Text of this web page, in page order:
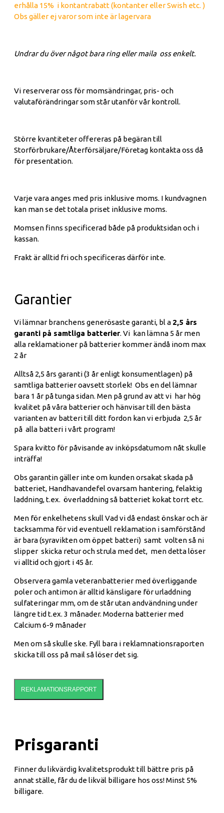
erhålla 15% i kontantrabatt (kontanter eller Swish etc. )
Obs gäller ej varor som inte är lagervara
Undrar du över något bara ring eller maila oss enkelt.
Vi reserverar oss för momsändringar, pris- och
valutaförändringar som står utanför vår kontroll.
Större kvantiteter offereras på begäran till
Storförbrukare/Återförsäljare/Företag kontakta oss då
för presentation.
Varje vara anges med pris inklusive moms. I kundvagnen
kan man se det totala priset inklusive moms.
Momsen finns specificerad både på produktsidan och i
kassan.
Frakt är alltid fri och specificeras därför inte.
Garantier
Vi lämnar branchens generösaste garanti, bl a 2,5 års
garanti på samtliga batterier. Vi kan lämna 5 år men
alla reklamationer på batterier kommer ändå inom max
2 år
Alltså 2,5 års garanti (3 år enligt konsumentlagen) på
samtliga batterier oavsett storlek! Obs en del lämnar
bara 1 år på tunga sidan. Men på grund av att vi har hög
kvalitet på våra batterier och hänvisar till den bästa
varianten av batteri till ditt fordon kan vi erbjuda 2,5 år
på alla batteri i vårt program!
Spara kvitto för påvisande av inköpsdatumom nåt skulle
inträffa!
Obs garantin gäller inte om kunden orsakat skada på
batteriet, Handhavandefel ovarsam hantering, felaktig
laddning, t.ex. överladdning så batteriet kokat torrt etc.
Men för enkelhetens skull Vad vi då endast önskar och är
tacksamma för vid eventuell reklamation i samförstånd
är bara (syravikten om öppet batteri) samt volten så ni
slipper skicka retur och strula med det, men detta löser
vi alltid och gjort i 45 år.
Observera gamla veteranbatterier med överliggande
poler och antimon är alltid känsligare för urladdning
sulfateringar mm, om de står utan andvändning under
längre tid t.ex. 3 månader. Moderna batterier med
Calcium 6-9 månader
Men om så skulle ske. Fyll bara i reklamnationsraporten
skicka till oss på mail så löser det sig.
REKLAMATIONSRAPPORT
Prisgaranti
Finner du likvärdig kvalitetsprodukt till bättre pris på
annat ställe, får du de likväl billigare hos oss! Minst 5%
billigare.